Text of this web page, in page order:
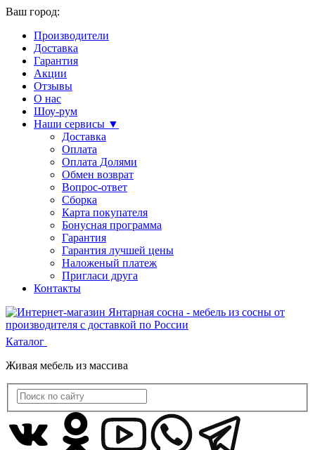
Ваш город:
Производители
Доставка
Гарантия
Акции
Отзывы
О нас
Шоу-рум
Наши сервисы ▼
Доставка
Оплата
Оплата Долями
Обмен возврат
Вопрос-ответ
Сборка
Карта покупателя
Бонусная программа
Гарантия
Гарантия лучшей цены
Наложеный платеж
Пригласи друга
Контакты
Каталог
Живая мебель из массива